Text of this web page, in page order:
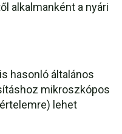
alkalmanként a nyári
hasonló általános
mikroszkópos
lehet